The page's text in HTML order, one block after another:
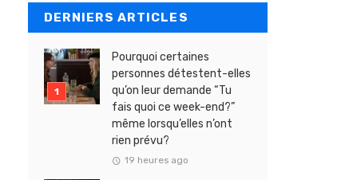
DERNIERS ARTICLES
Pourquoi certaines
personnes détestent-elles
qu’on leur demande “Tu
fais quoi ce week-end?”
même lorsqu’elles n’ont
rien prévu?
19 heures ago